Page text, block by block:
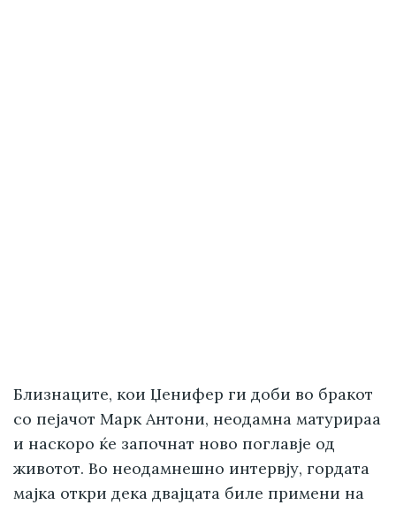
Близнаците, кои Џенифер ги доби во бракот
со пејачот Марк Антони, неодамна матурираа
и наскоро ќе започнат ново поглавје од
животот. Во неодамнешно интервју, гордата
мајка откри дека двајцата биле примени на